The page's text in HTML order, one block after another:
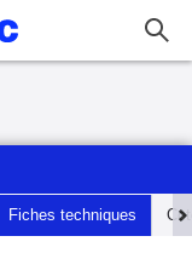
Fiches techniques